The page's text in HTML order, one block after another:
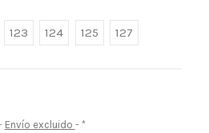
123 124 125 127
Envío excluido *